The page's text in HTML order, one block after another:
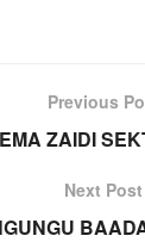
Previous
ZAIDI
Next Post